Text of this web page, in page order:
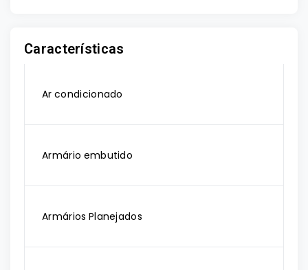
Características
Ar condicionado
Armário embutido
Armários Planejados